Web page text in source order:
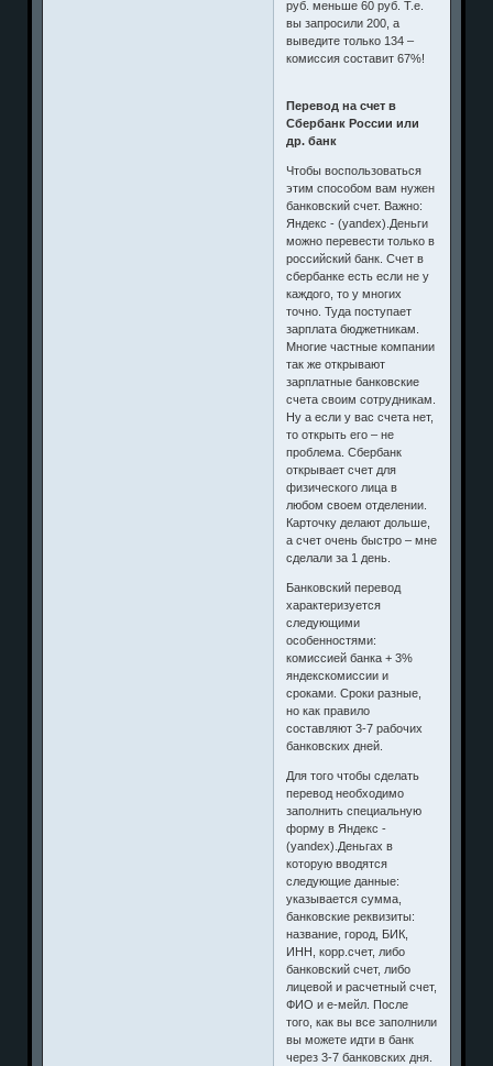
руб. меньше 60 руб. Т.е.
вы запросили 200, а
выведите только 134 –
комиссия составит 67%!
Перевод на счет в
Сбербанк России или
др. банк
Чтобы воспользоваться
этим способом вам нужен
банковский счет. Важно:
Яндекс - (yandex).Деньги
можно перевести только в
российский банк. Счет в
сбербанке есть если не у
каждого, то у многих
точно. Туда поступает
зарплата бюджетникам.
Многие частные компании
так же открывают
зарплатные банковские
счета своим сотрудникам.
Ну а если у вас счета нет,
то открыть его – не
проблема. Сбербанк
открывает счет для
физического лица в
любом своем отделении.
Карточку делают дольше,
а счет очень быстро – мне
сделали за 1 день.
Банковский перевод
характеризуется
следующими
особенностями:
комиссией банка + 3%
яндекскомиссии и
сроками. Сроки разные,
но как правило
составляют 3-7 рабочих
банковских дней.
Для того чтобы сделать
перевод необходимо
заполнить специальную
форму в Яндекс -
(yandex).Деньгах в
которую вводятся
следующие данные:
указывается сумма,
банковские реквизиты:
название, город, БИК,
ИНН, корр.счет, либо
банковский счет, либо
лицевой и расчетный счет,
ФИО и е-мейл. После
того, как вы все заполнили
вы можете идти в банк
через 3-7 банковских дня.